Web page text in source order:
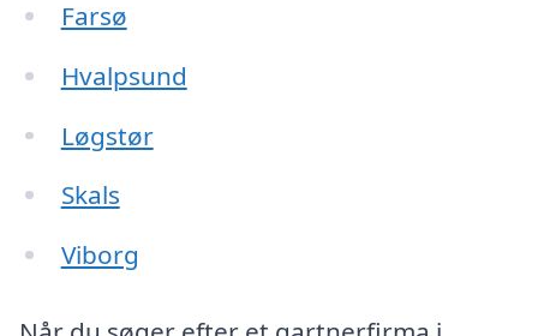
Farsø
Hvalpsund
Løgstør
Skals
Viborg